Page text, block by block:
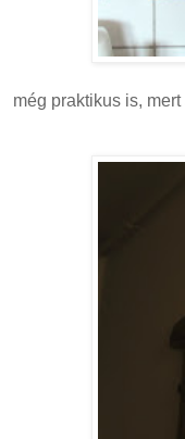
még praktikus is,